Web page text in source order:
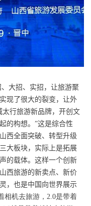
大招、实招，让旅游聚
现了很大的裂变，让外
太行旅游新品牌，开创文
的构想。”这是综合性
西全面突破、转型升级
大板块，实际上是拓展
的载体。这样一个创新
西旅游的新卖点、新价
，也是中国向世界展示
相机去旅游， 2.0是带着